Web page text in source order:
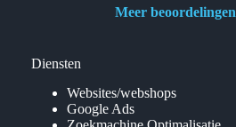
Meer beoordelingen
Diensten
Websites/webshops
Google Ads